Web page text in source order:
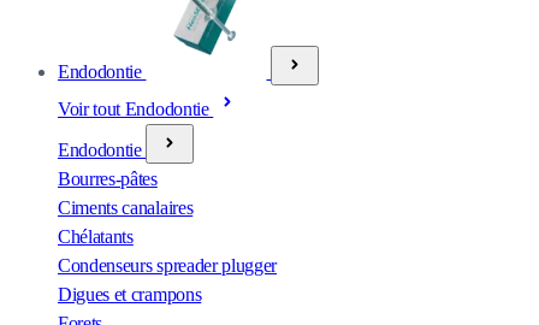
Endodontie
Voir tout Endodontie
Endodontie
Bourres-pâtes
Ciments canalaires
Chélatants
Condenseurs spreader plugger
Digues et crampons